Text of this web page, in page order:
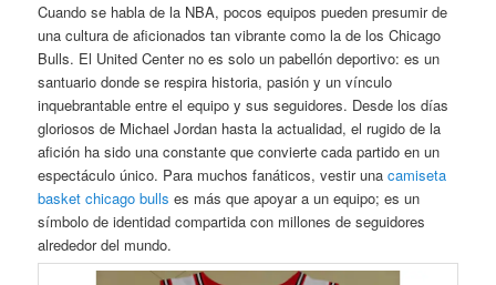
Cuando se habla de la NBA, pocos equipos pueden presumir de
una cultura de aficionados tan vibrante como la de los Chicago
Bulls. El United Center no es solo un pabellón deportivo: es un
santuario donde se respira historia, pasión y un vínculo
inquebrantable entre el equipo y sus seguidores. Desde los días
gloriosos de Michael Jordan hasta la actualidad, el rugido de la
afición ha sido una constante que convierte cada partido en un
espectáculo único. Para muchos fanáticos, vestir unacamiseta
basket chicago bulls es más que apoyar a un equipo; es un
símbolo de identidad compartida con millones de seguidores
alrededor del mundo.